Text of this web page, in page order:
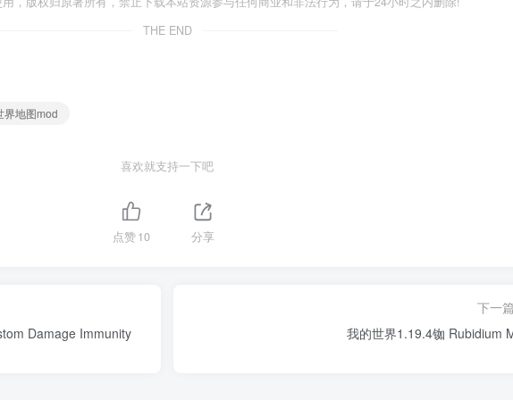
THE END
界地图mod
喜欢就支持一下吧
点赞10 分享
Damage Immunity
下一篇
我的世界1.19.4铷 Rubidium